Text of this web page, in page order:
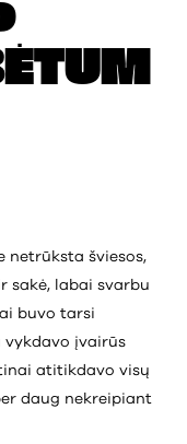
netrūksta šviesos,
sakė, labai svarbu
buvo tarsi
vykdavo įvairūs
atitikdavo visų
daug nekreipiant